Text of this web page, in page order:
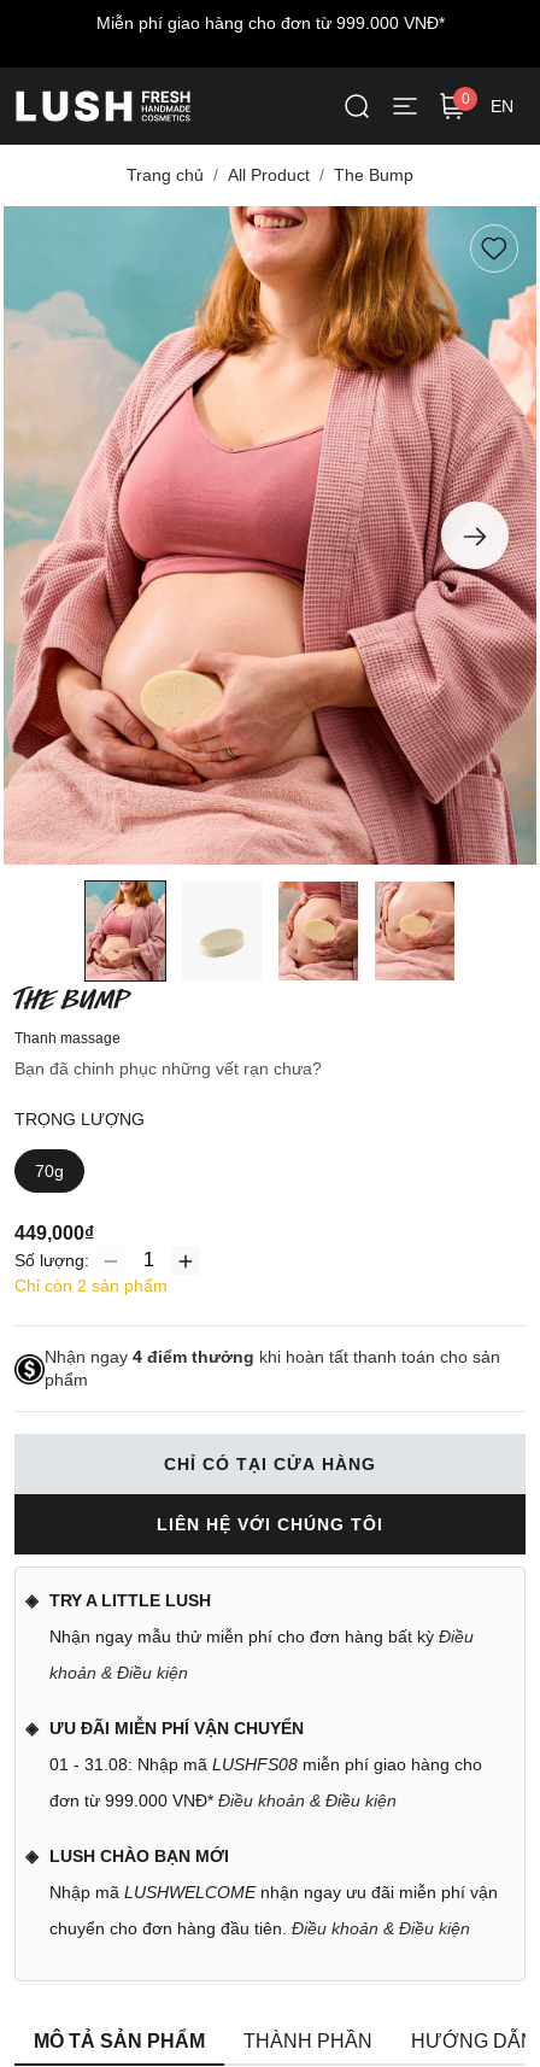
Miễn phí giao hàng cho đơn từ 999.000 VNĐ*
0 EN
Trang chủ All Product The Bump
THE BUMP
Thanh massage
Bạn đã chinh phục những vết rạn chưa?
TRỌNG LƯỢNG
70g
449,000₫
Chỉ còn 2 sản phẩm
Số lượng:
Nhận ngay 4 điểm thưởng khi hoàn tất thanh toán cho sản
phẩm
CHỈ CÓ TẠI CỬA HÀNG
LIÊN HỆ VỚI CHÚNG TÔI
TRY A LITTLE LUSH
Nhận ngay mẫu thử miễn phí cho đơn hàng bất kỳ Điều
khoản & Điều kiện
ƯU ĐÃI MIỄN PHÍ VẬN CHUYỂN
01 - 31.08: Nhập mã LUSHFS08 miễn phí giao hàng cho
đơn từ 999.000 VNĐ* Điều khoản & Điều kiện
LUSH CHÀO BẠN MỚI
Nhập mã LUSHWELCOMEnhận ngay ưu đãi miễn phí vận
chuyển cho đơn hàng đầu tiên. Điều khoản & Điều kiện
MÔ TẢ SẢN PHẨM THÀNH PHẦN HƯỚNG